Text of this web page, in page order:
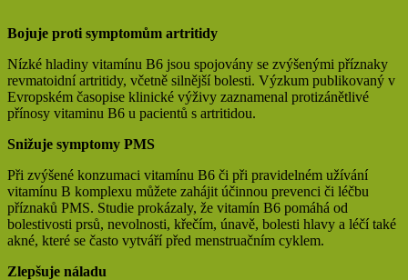
Bojuje proti symptomům artritidy
Nízké hladiny vitamínu B6 jsou spojovány se zvýšenými příznaky
revmatoidní artritidy, včetně silnější bolesti. Výzkum publikovaný v
Evropském časopise klinické výživy zaznamenal protizánětlivé
přínosy vitaminu B6 u pacientů s artritidou.
Snižuje symptomy PMS
Při zvýšené konzumaci vitamínu B6 či při pravidelném užívání
vitamínu B komplexu můžete zahájit účinnou prevenci či léčbu
příznaků PMS. Studie prokázaly, že vitamín B6 pomáhá od
bolestivosti prsů, nevolnosti, křečím, únavě, bolesti hlavy a léčí také
akné, které se často vytváří před menstruačním cyklem.
Zlepšuje náladu